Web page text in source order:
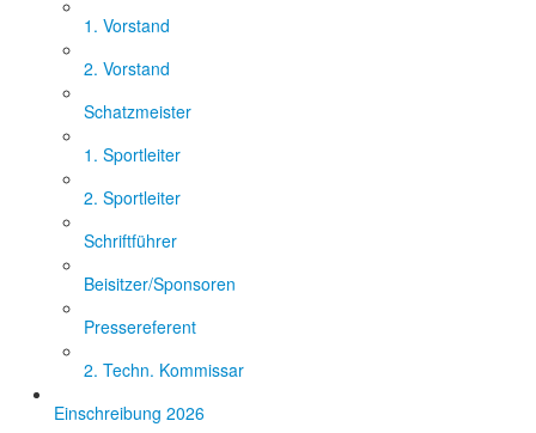
1. Vorstand
2. Vorstand
Schatzmeister
1. Sportleiter
2. Sportleiter
Schriftführer
Beisitzer/Sponsoren
Pressereferent
2. Techn. Kommissar
Einschreibung 2026